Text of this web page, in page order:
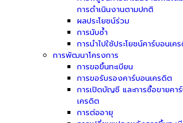
การดำเนินงานตามปกติ
ผลประโยชน์ร่วม
การนับซ้ำ
การนำไปใช้ประโยชน์คาร์บอนเค
การพัฒนาโครงการ
การขอขึ้นทะเบียน
การขอรับรองคาร์บอนเครดิต
การเปิดบัญชี และการซื้อขายคา
เครดิต
การต่ออายุ